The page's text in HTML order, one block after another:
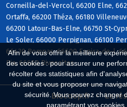
Afin de vous offrir la meilleure
des cookies : pour assurer une
récolter des statistiques afin
du site et vous proposer une
sécurité. Vous pouvez changer
paramétrant vos
Corneilla-del-Vercol, 66200 Elne,
Ortaffa, 66200 Théza, 66180
66200 Latour-Bas-Elne, 66750 St-
Le Soler, 66000 Perpignan, 66100
66430 Bompas, 66600 Espira-de-l,
Pia, 66600 Rivesaltes
Biocoop.fr
Le